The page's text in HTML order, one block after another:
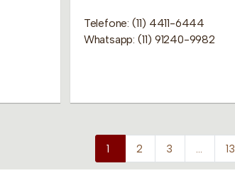
Telefone: (11) 4411-6444
Whatsapp: (11) 91240-9982
1 2 3 13